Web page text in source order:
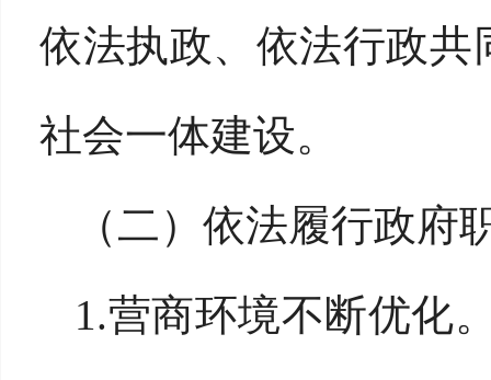
依法执政、依法行政
社会一体建设。
（二）依法履行政
1.营商环境不断优化